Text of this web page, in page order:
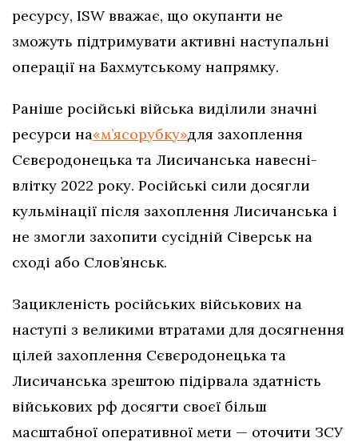
ресурсу, ISW вважає, що окупанти не
зможуть підтримувати активні наступальні
операції на Бахмутському напрямку.
Раніше російські війська виділили значні
ресурси на«м’ясорубку»для захоплення
Сєвєродонецька та Лисичанська навесні-
влітку 2022 року. Російські сили досягли
кульмінації після захоплення Лисичанська і
не змогли захопити сусідній Сіверськ на
сході або Слов’янськ.
Зацикленість російських військових на
наступі з великими втратами для досягнення
цілей захоплення Сєвєродонецька та
Лисичанська зрештою підірвала здатність
військових рф досягти своєї більш
масштабної оперативної мети — оточити ЗСУ